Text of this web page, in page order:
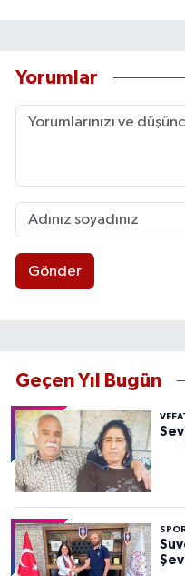
Yorumlar
Gönder
Geçen Yıl Bugün